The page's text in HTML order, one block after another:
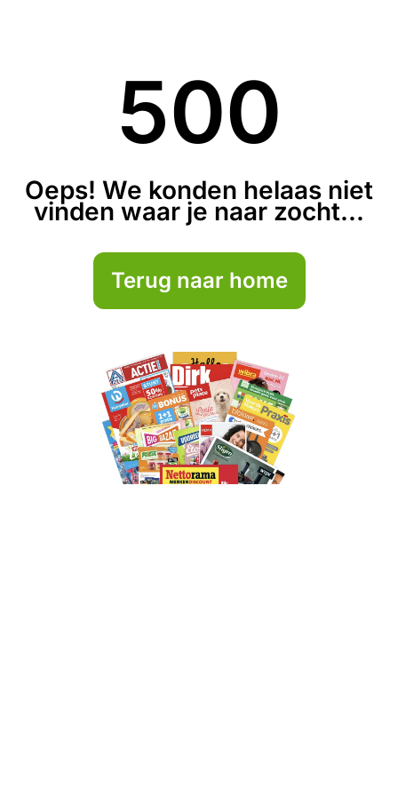
500
Oeps! We konden helaas niet
vinden waar je naar zocht...
Terug naar home